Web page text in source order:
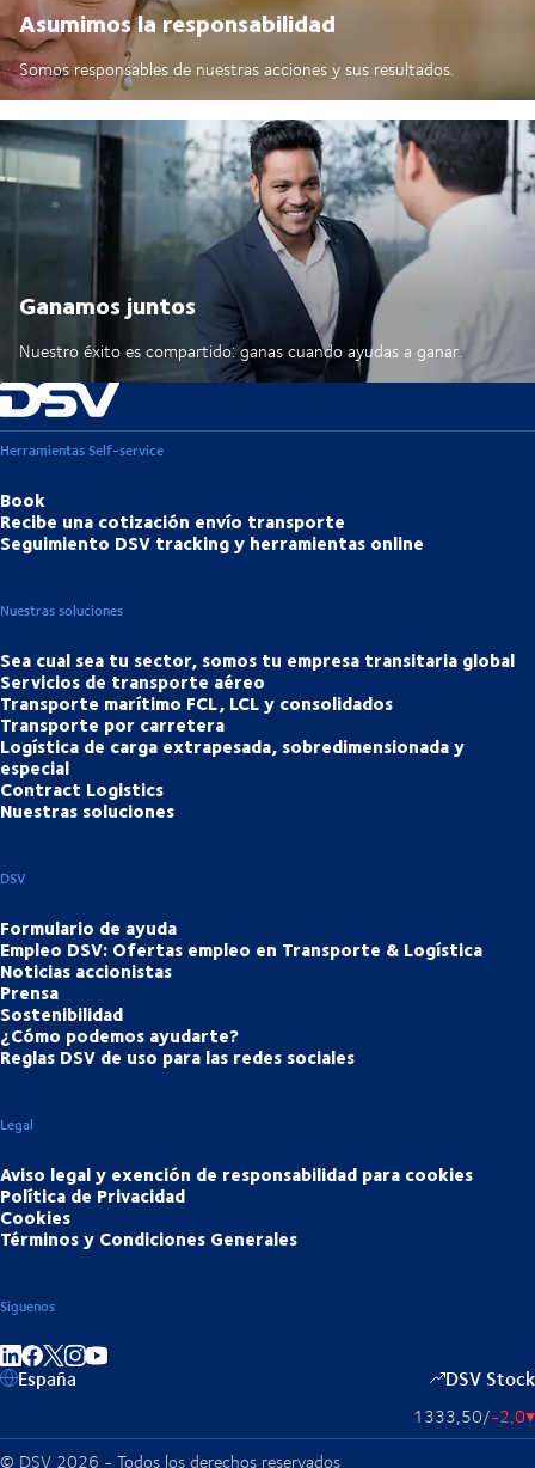
Asumimos la responsabilidad
Somos responsables de nuestras acciones y sus resultados.
Ganamos juntos
Nuestro éxito es compartido: ganas cuando ayudas a ganar.
Herramientas Self-service
Book
Recibe una cotización envío transporte
Seguimiento DSV tracking y herramientas online
Nuestras soluciones
Sea cual sea tu sector, somos tu empresa transitaria global
Servicios de transporte aéreo
Transporte marítimo FCL, LCL y consolidados
Transporte por carretera
Logística de carga extrapesada, sobredimensionada y
especial
Contract Logistics
Nuestras soluciones
DSV
Formulario de ayuda
Empleo DSV: Ofertas empleo en Transporte & Logística
Noticias accionistas
Prensa
Sostenibilidad
¿Cómo podemos ayudarte?
Reglas DSV de uso para las redes sociales
Legal
Aviso legal y exención de responsabilidad para cookies
Política de Privacidad
Cookies
Términos y Condiciones Generales
Síguenos
Compartir en linkedIn
Compartir en Facebook
Compartir en Instagram
España DSV Stock
1333,50/-2,0▴
© DSV 2026 - Todos los derechos reservados